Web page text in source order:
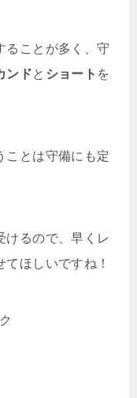
ることが多く、守
ンドと ショート を
ことは守備にも定
けるので、早くレ
ほしいですね！